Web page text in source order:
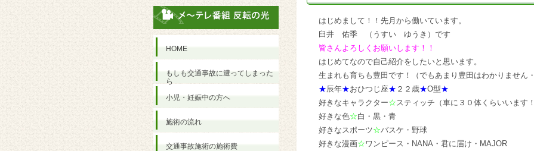
はじめまして！！先月から働いています。
臼井 佑季 （うすい ゆうき）です
皆さんよろしくお願いします！！
はじめてなので自己紹介をしたいと思います。
生まれも育ちも豊田です！（でもあまり豊田はわかりません・
★辰年★おひつじ座★ ２２歳★O型★
好きなキャラクター☆スティッチ（車に３０体くらいいます！
好きな色☆白・黒・青
好きなスポーツ☆バスケ・野球
好きな漫画☆ワンピース・NANA・君に届け・MAJOR
HOME
もしも交通事故に遭ってしまった
ら
小児・妊娠中の方へ
施術の流れ
交通事故施術の施術費